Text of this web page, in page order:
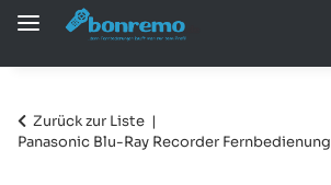
Zurück zur Liste
Panasonic Blu-Ray Recorder Fernbedienung